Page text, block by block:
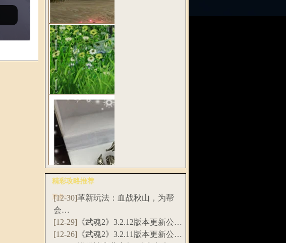
《武魂2》全…
爆料：纯古风桃
花扇，招财土…
《武魂》“千刀
破”资料片新…
爆料！《武魂2》
联赛特制实…
精彩攻略推荐
更多>>
[12-30]革新玩法：血战秋山，为帮
会…
[12-29] 《武魂2》3.2.12版本更新公…
[12-26] 《武魂2》3.2.11版本更新公…